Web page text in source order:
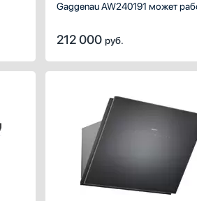
Gaggenau AW240191 может
212 000 руб.